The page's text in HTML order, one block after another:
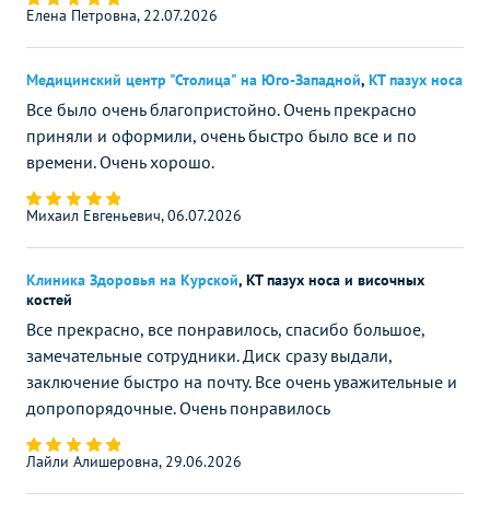
Елена Петровна, 22.07.2026
Медицинский центр "Столица" на Юго-Западной, КТ пазух носа
Все было очень благопристойно. Очень прекрасно
приняли и оформили, очень быстро было все и по
времени. Очень хорошо.
Михаил Евгеньевич, 06.07.2026
Клиника Здоровья на Курской, КТ пазух носа и височных
костей
Все прекрасно, все понравилось, спасибо большое,
замечательные сотрудники. Диск сразу выдали,
заключение быстро на почту. Все очень уважительные и
допропорядочные. Очень понравилось
Лайли Алишеровна, 29.06.2026